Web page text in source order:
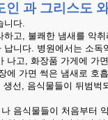
인 과 그리스도
니다.
하고, 불쾌한 냄새를 악취
납니다. 병원에서는 소독
나고, 화장품 가게에 가면
에 가면 썩은 냄새로 호
생선 , 음식물들이 뒤범벅
음식물들이 처음부터